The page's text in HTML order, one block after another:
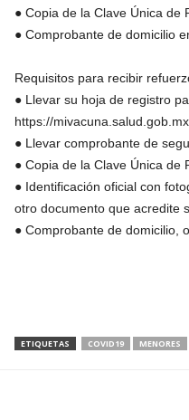
● Copia de la Clave Única de
● Comprobante de domicilio
Requisitos para recibir
● Llevar su hoja de registro
https://
● Llevar comprobante de
● Copia de la Clave Única de
● Identificación oficial con
otro documento que acredite
● Comprobante de domicilio,
ETIQUETAS COVID19 MENORES